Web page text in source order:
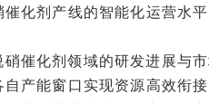
化剂产线的智能化运营水
催化剂领域的研发进展与
产能窗口实现资源高效衔